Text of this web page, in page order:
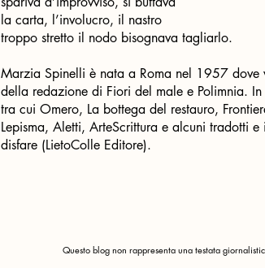
la carta, l’involucro, il nastro
troppo stretto il nodo bisognava tagliarlo.
Marzia Spinelli è nata a Roma nel 1957 dove
della redazione di Fiori del male e Polimnia.
tra cui Omero, La bottega del restauro,
Lepisma, Aletti, ArteScrittura e alcuni tradotti
disfare (LietoColle Editore).
Questo blog non rappresenta una testata